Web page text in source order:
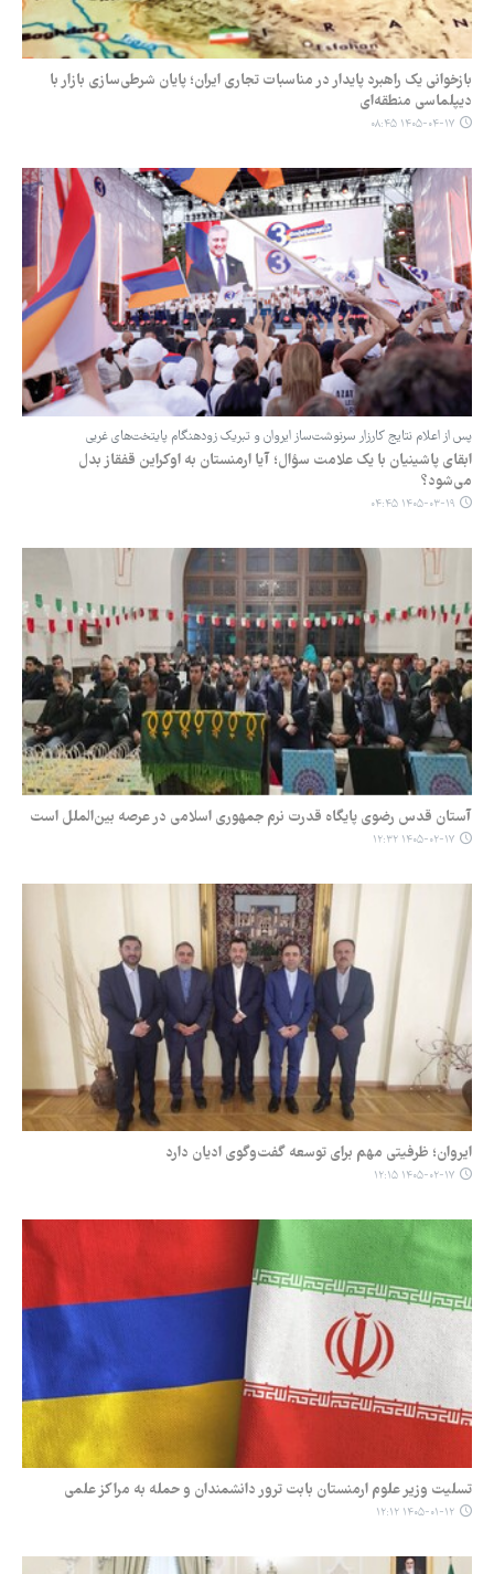
بازخوانی یک راهبرد پایدار در مناسبات تجاری ایران؛ پایان شرطی‌سازی بازار با
دیپلماسی منطقه‌ای
۱۴۰۵-۰۴-۱۷ ۰۸:۴۵
پس از اعلام نتایج کارزار سرنوشت‌ساز ایروان و تبریک زودهنگام پایتخت‌های غربی
ابقای پاشینیان با یک علامت سؤال؛ آیا ارمنستان به اوکراین قفقاز بدل
می‌شود؟
۱۴۰۵-۰۳-۱۹ ۰۴:۴۵
آستان قدس رضوی پایگاه قدرت نرم جمهوری اسلامی در عرصه بین‌الملل است
۱۴۰۵-۰۲-۱۷ ۱۲:۳۲
ایروان؛ ظرفیتی مهم برای توسعه گفت‌وگوی ادیان دارد
۱۴۰۵-۰۲-۱۷ ۱۲:۱۵
تسلیت وزیر علوم ارمنستان بابت ترور دانشمندان و حمله به مراکز علمی
۱۴۰۵-۰۱-۱۲ ۱۲:۱۲